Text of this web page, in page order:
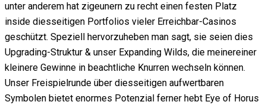
unter anderem hat zigeunern zu recht einen festen Platz
inside diesseitigen Portfolios vieler Erreichbar-Casinos
geschützt. Speziell hervorzuheben man sagt, sie seien dies
Upgrading-Struktur & unser Expanding Wilds, die meinereiner
kleinere Gewinne in beachtliche Knurren wechseln können.
Unser Freispielrunde über diesseitigen aufwertbaren
Symbolen bietet enormes Potenzial ferner hebt Eye of Horus